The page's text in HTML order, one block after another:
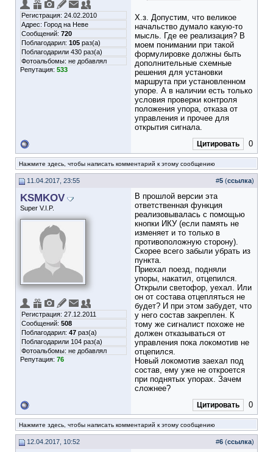
Регистрация: 24.02.2010
Адрес: Город на Неве
Сообщений: 720
Поблагодарил: 105 раз(а)
Поблагодарили 430 раз(а)
Фотоальбомы: не добавлял
Репутация: 533
Х.з. Допустим, что великое
начальство думало какую-то
мысль. Где ее реализация? В
моем понимании при такой
формулировке должны быть
дополнительные схемные
решения для установки
маршрута при установленном
упоре. А в наличии есть только
условия проверки контроля
положения упора, отказа от
управления и прочее для
открытия сигнала.
Цитировать 0
Нажмите здесь, чтобы написать комментарий к этому сообщению
11.04.2017, 23:55 #5 (ссылка)
KSMKOV
Super V.I.P.
Регистрация: 27.12.2011
Сообщений: 508
Поблагодарил: 47 раз(а)
Поблагодарили 104 раз(а)
Фотоальбомы: не добавлял
Репутация: 76
В прошлой версии эта
ответственная функция
реализовывалась с помощью
кнопки ИКУ (если память не
изменяет и то только в
противоположную сторону).
Скорее всего забыли убрать из
пункта.
Приехал поезд, подняли
упоры, накатил, отцепился.
Открыли светофор, уехал. Или
он от состава отцепляться не
будет? И при этом забудет, что
у него состав закреплен. К
тому же сигналист похоже не
должен отказываться от
управления пока локомотив не
отцепился.
Новый локомотив заехал под
состав, ему уже не откроется
при поднятых упорах. Зачем
сложнее?
Цитировать 0
Нажмите здесь, чтобы написать комментарий к этому сообщению
12.04.2017, 10:52 #6 (ссылка)